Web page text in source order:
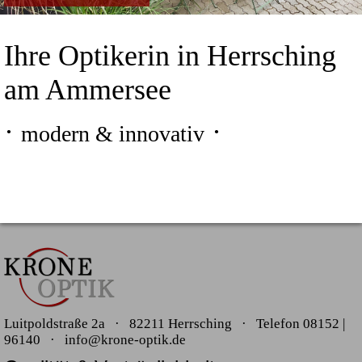
Ihre Optikerin in Herrsching
am Ammersee
· modern & innovativ ·
Luitpoldstraße 2a · 82211 Herrsching · Telefon 08152 |
96140 · info@krone-optik.de